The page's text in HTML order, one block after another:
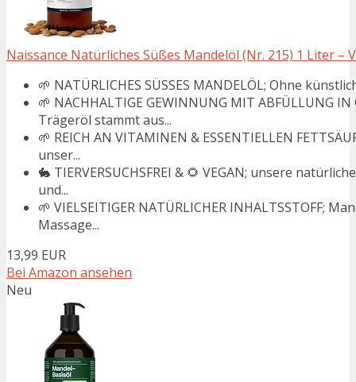
Naissance Natürliches Süßes Mandelöl (Nr. 215) 1 Liter –
🌱 NATÜRLICHES SÜSSES MANDELÖL; Ohne
🌱 NACHHALTIGE GEWINNUNG MIT ABFÜLLUNG
Trägeröl stammt aus...
🌱 REICH AN VITAMINEN & ESSENTIELLEN
unser...
🐇 TIERVERSUCHSFREI & 🌻 VEGAN; unsere
und...
🌱 VIELSEITIGER NATÜRLICHER INHALTSSTOFF;
Massage...
13,99 EUR
Bei Amazon ansehen
Neu